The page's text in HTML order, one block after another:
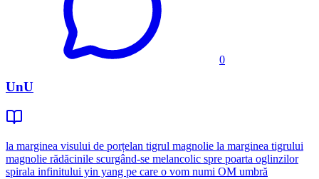
0
UnU
la marginea visului de porțelan tigrul magnolie la marginea tigrului
magnolie rădăcinile scurgând-se melancolic spre poarta oglinzilor
spirala infinitului yin yang pe care o vom numi OM umbră